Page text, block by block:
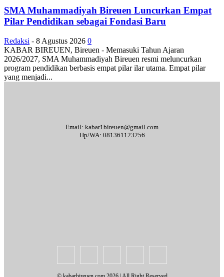
SMA Muhammadiyah Bireuen Luncurkan Empat
Pilar Pendidikan sebagai Fondasi Baru
Redaksi - 8 Agustus 2026 0
KABAR BIREUEN, Bireuen - Memasuki Tahun Ajaran
2026/2027, SMA Muhammadiyah Bireuen resmi meluncurkan
program pendidikan berbasis empat pilar ilar utama. Empat pilar
yang menjadi...
Email: kabar1bireuen@gmail.com
Hp/WA: 081361123256